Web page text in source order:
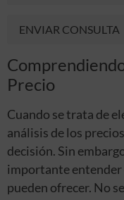
Alternative:
Precio
Cuando se trata de
análisis de los
decisión. Sin
importante entender
pueden ofrecer. No